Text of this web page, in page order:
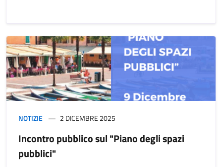
NOTIZIE 2 DICEMBRE 2025
Incontro pubblico sul "Piano degli spazi
pubblici"